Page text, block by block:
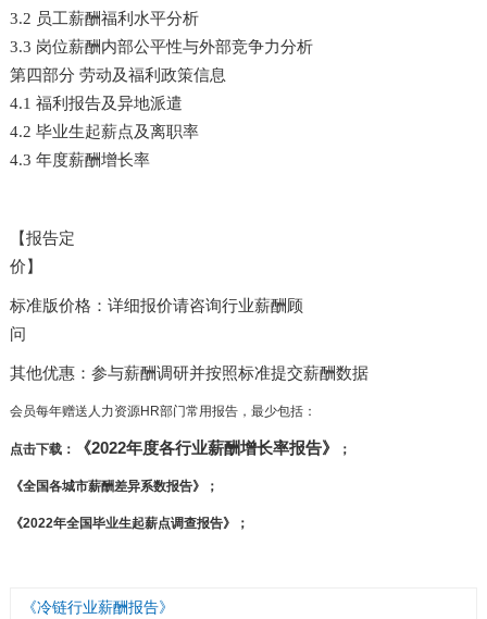
3.2 员工薪酬福利水平分析
3.3 岗位薪酬内部公平性与外部竞争力分析
第四部分 劳动及福利政策信息
4.1 福利报告及异地派遣
4.2 毕业生起薪点及离职率
4.3 年度薪酬增长率
【报告定
价】
标准版价格：详细报价请咨询行业薪酬顾
问
其他优惠：参与薪酬调研并按照标准提交薪酬数据
会员每年赠送人力资源HR部门常用报告，最少包括：
点击下载： 《2022年度各行业薪酬增长率报告》 ；
《全国各城市薪酬差异系数报告》；
《2022年全国毕业生起薪点调查报告》；
《冷链行业薪酬报告》